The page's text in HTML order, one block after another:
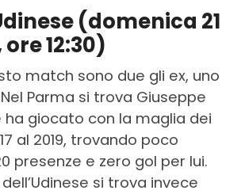
(domenica 21
12:30)
match sono due gli ex, uno
Parma si trova Giuseppe
ha giocato con la maglia dei
al 2019, trovando poco
presenze e zero gol per lui.
si trova invece